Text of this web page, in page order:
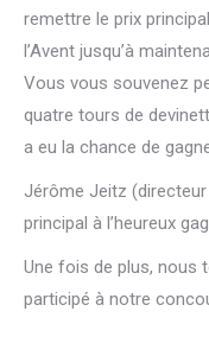
remettre le prix
l’Avent jusqu’à
Vous vous souvenez
quatre tours de
a eu la chance de
Jérôme Jeitz (directeur
principal à l’heureux
Une fois de plus, nous
participé à notre